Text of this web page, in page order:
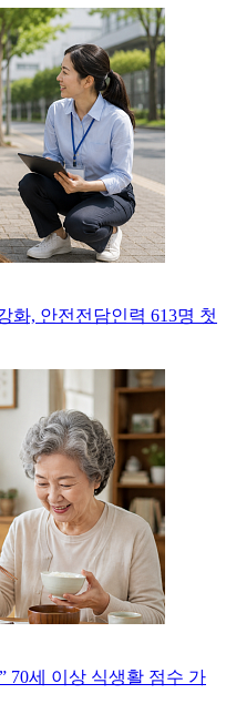
화, 안전전담인력 613명 첫
70세 이상 식생활 점수 가